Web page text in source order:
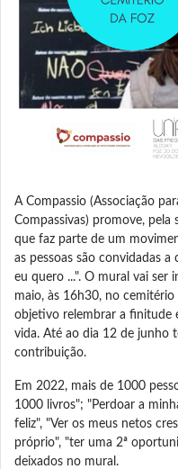
A Compassio (Associação
Compassivas) promove, pela
que faz parte de um
as pessoas são convidadas
eu quero ...". O mural vai ser
maio, às 16h30, no
objetivo relembrar a finitude
vida. Até ao dia 12 de junho
contribuição.
Em 2022, mais de 1000
1000 livros"; "Perdoar a
feliz", "Ver os meus netos
próprio", "ter uma 2ª
deixados no mural.